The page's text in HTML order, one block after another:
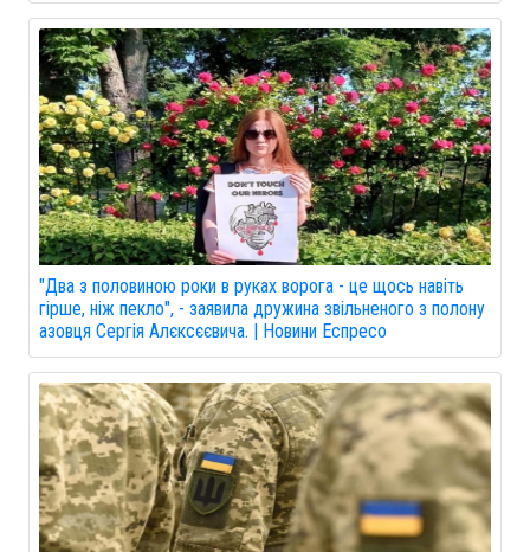
"Два з половиною роки в руках ворога - це щось навіть
гірше, ніж пекло", - заявила дружина звільненого з полону
азовця Сергія Алєксєєвича. | Новини Еспресо